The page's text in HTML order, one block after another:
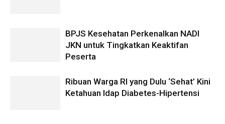
BPJS Kesehatan Perkenalkan NADI
JKN untuk Tingkatkan Keaktifan
Peserta
Ribuan Warga RI yang Dulu ‘Sehat’ Kini
Ketahuan Idap Diabetes-Hipertensi